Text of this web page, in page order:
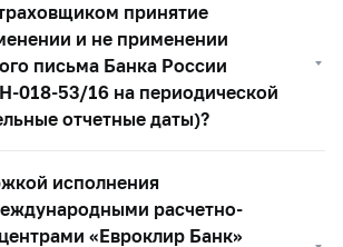
принятие
и не применении
письма Банка России
018-53/16 на периодической
отчетные даты)?
исполнения
расчетно-
«Евроклир Банк»